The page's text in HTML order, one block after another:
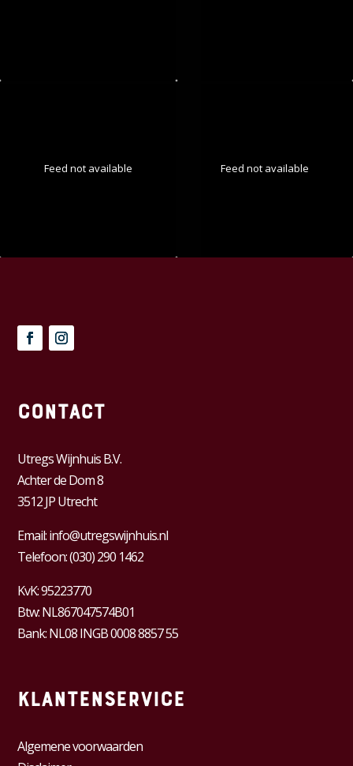
Feed not available Feed not available
Contact
Utregs Wijnhuis B.V.
Achter de Dom 8
3512 JP Utrecht
Email:info@utregswijnhuis.nl
Telefoon:(030) 290 1462
KvK:95223770
Btw:NL867047574B01
Bank: NL08 INGB 0008 8857 55
Klantenservice
Algemene voorwaarden